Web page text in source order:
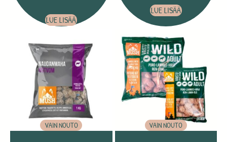
LUE LISÄÄ
LUE LISÄÄ
VAIN NOUTO VAIN NOUTO